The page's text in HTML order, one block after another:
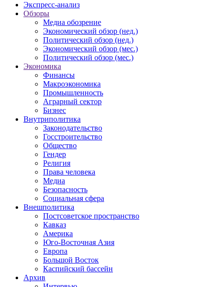
Экспресс-анализ
Обзоры
Медиа обозрение
Экономический обзор (нед.)
Политический обзор (нед.)
Экономический обзор (мес.)
Политический обзор (мес.)
Экономика
Финансы
Макроэкономика
Промышленность
Аграрный сектор
Бизнес
Внутриполитика
Законодательство
Госстроительство
Общество
Гендер
Религия
Права человека
Медиа
Безопасность
Социальная сфера
Внешполитика
Постсоветское пространство
Кавказ
Америка
Юго-Восточная Азия
Европа
Большой Восток
Каспийский бассейн
Архив